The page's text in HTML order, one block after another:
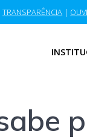
TRANSPARÊNCIA |